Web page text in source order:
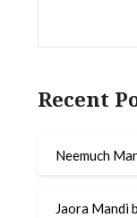
Recent
Neemuch
Jaora Mandi